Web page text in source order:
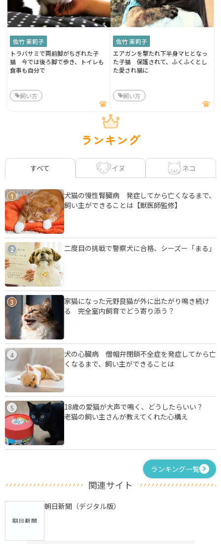
佐竹 茉莉子
トラバサミで両前脚がちぎれた子
猫 今では後ろ脚で歩き、トイレも
食事も自分で
飼い方
佐竹 茉莉子
エアガンを撃たれ下半身マヒとなっ
た子猫 保護されて、ふくふくとし
た愛され猫に
飼い方
ランキング
すべて イヌ ネコ
1
犬猫の慢性腎臓病 発症してから亡くなるまで、
飼い主ができることは【獣医師監修】
2 二度目の挑戦で警察犬に合格、シーズー「まる」
3
家猫になった元野良猫が外に出たがり鳴き続け
る 完全室内飼育でどう寄り添う？
4
犬の心臓病 僧帽弁閉鎖不全症を発症してから亡
くなるまで、飼い主ができることは
5
18歳の愛猫が大声で鳴く、どうしたらいい？
老猫の飼い主さんが教えてくれた心構え
ランキング一覧
関連サイト
朝日新聞（デジタル版）